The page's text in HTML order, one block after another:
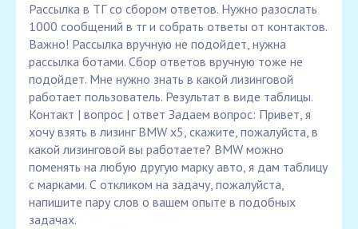
Рассылка в ТГ со сбором ответов. Нужно разослать
1000 сообщений в тг и собрать ответы от контактов.
Важно! Рассылка вручную не подойдет, нужна
рассылка ботами. Сбор ответов вручную тоже не
подойдет. Мне нужно знать в какой лизинговой
работает пользователь. Результат в виде таблицы.
Контакт | вопрос | ответ Задаем вопрос: Привет, я
хочу взять в лизинг BMW x5, скажите, пожалуйста, в
какой лизинговой вы работаете? BMW можно
поменять на любую другую марку авто, я дам таблицу
с марками. С откликом на задачу, пожалуйста,
напишите пару слов о вашем опыте в подобных
задачах.